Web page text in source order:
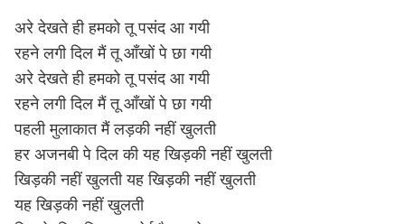
अरे देखते ही हमको तू पसंद आ गयी
रहने लगी दिल मैं तू आँखों पे छा गयी
अरे देखते ही हमको तू पसंद आ गयी
रहने लगी दिल मैं तू आँखों पे छा गयी
पहली मुलाकात मैं लड़की नहीं खुलती
हर अजनबी पे दिल की यह खिड़की नहीं खुलती
खिड़की नहीं खुलती यह खिड़की नहीं खुलती
यह खिड़की नहीं खुलती